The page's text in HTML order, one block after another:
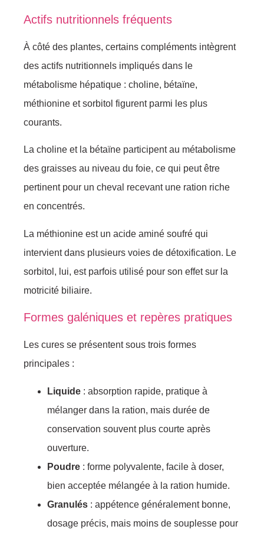
Actifs nutritionnels fréquents
À côté des plantes, certains compléments intègrent
des actifs nutritionnels impliqués dans le
métabolisme hépatique : choline, bétaïne,
méthionine et sorbitol figurent parmi les plus
courants.
La choline et la bétaïne participent au métabolisme
des graisses au niveau du foie, ce qui peut être
pertinent pour un cheval recevant une ration riche
en concentrés.
La méthionine est un acide aminé soufré qui
intervient dans plusieurs voies de détoxification. Le
sorbitol, lui, est parfois utilisé pour son effet sur la
motricité biliaire.
Formes galéniques et repères pratiques
Les cures se présentent sous trois formes
principales :
Liquide : absorption rapide, pratique à
mélanger dans la ration, mais durée de
conservation souvent plus courte après
ouverture.
Poudre : forme polyvalente, facile à doser,
bien acceptée mélangée à la ration humide.
Granulés : appétence généralement bonne,
dosage précis, mais moins de souplesse pour